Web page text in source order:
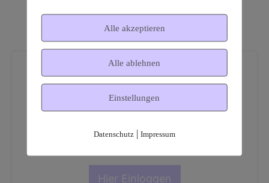
Dies ist ein geschützter
Mitgliederbereich!
Hier Einloggen
Alle akzeptieren
Alle ablehnen
Einstellungen
Datenschutz| Impressum